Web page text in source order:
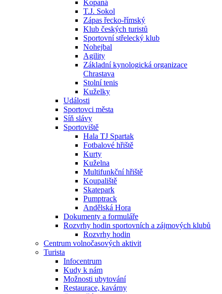
Kopaná
T.J. Sokol
Zápas řecko-římský
Klub českých turistů
Sportovní střelecký klub
Nohejbal
Agility
Základní kynologická organizace
Chrastava
Stolní tenis
Kuželky
Události
Sportovci města
Síň slávy
Sportoviště
Hala TJ Spartak
Fotbalové hřiště
Kurty
Kuželna
Multifunkční hřiště
Koupaliště
Skatepark
Pumptrack
Andělská Hora
Dokumenty a formuláře
Rozvrhy hodin sportovních a zájmových klubů
Rozvrhy hodin
Centrum volnočasových aktivit
Turista
Infocentrum
Kudy k nám
Možnosti ubytování
Restaurace, kavárny